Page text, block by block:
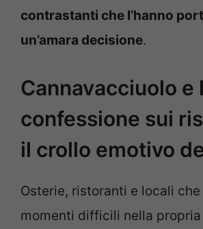
contrastanti che l’hanno
un’amara decisione.
Cannavacciuolo e
confessione sui
il crollo emotivo
Osterie, ristoranti e locali
momenti difficili nella